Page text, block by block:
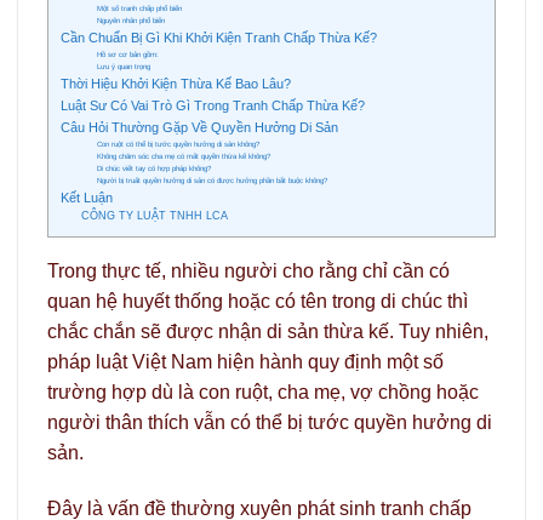
Một số tranh chấp phổ biến
Nguyên nhân phổ biến
Cần Chuẩn Bị Gì Khi Khởi Kiện Tranh Chấp Thừa Kế?
Hồ sơ cơ bản gồm:
Lưu ý quan trọng
Thời Hiệu Khởi Kiện Thừa Kế Bao Lâu?
Luật Sư Có Vai Trò Gì Trong Tranh Chấp Thừa Kế?
Câu Hỏi Thường Gặp Về Quyền Hưởng Di Sản
Con ruột có thể bị tước quyền hưởng di sản không?
Không chăm sóc cha mẹ có mất quyền thừa kế không?
Di chúc viết tay có hợp pháp không?
Người bị truất quyền hưởng di sản có được hưởng phần bắt buộc không?
Kết Luận
CÔNG TY LUẬT TNHH LCA
Trong thực tế, nhiều người cho rằng chỉ cần có
quan hệ huyết thống hoặc có tên trong di chúc thì
chắc chắn sẽ được nhận di sản thừa kế. Tuy nhiên,
pháp luật Việt Nam hiện hành quy định một số
trường hợp dù là con ruột, cha mẹ, vợ chồng hoặc
người thân thích vẫn có thể bị tước quyền hưởng di
sản.
Đây là vấn đề thường xuyên phát sinh tranh chấp